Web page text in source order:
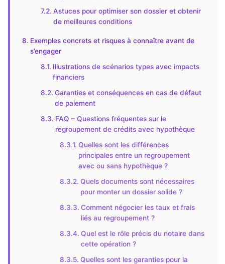
Astuces pour optimiser son dossier et obtenir
de meilleures conditions
Exemples concrets et risques à connaître avant de
s’engager
Illustrations de scénarios types avec impacts
financiers
Garanties et conséquences en cas de défaut
de paiement
FAQ – Questions fréquentes sur le
regroupement de crédits avec hypothèque
Quelles sont les différences
principales entre un regroupement
avec ou sans hypothèque ?
Quels documents sont nécessaires
pour monter un dossier solide ?
Comment négocier les taux et frais
liés au regroupement ?
Quel est le rôle précis du notaire dans
cette opération ?
Quelles sont les garanties pour la